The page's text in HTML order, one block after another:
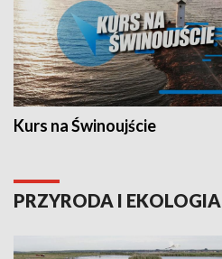
Kurs na Świnoujście
PRZYRODA I EKOLOGIA